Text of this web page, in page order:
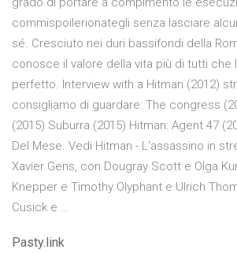
commispoilerionategli senza lasciare
sé. Cresciuto nei duri bassifondi della
conosce il valore della vita più di tutti che
perfetto. Interview with a Hitman (2012)
consigliamo di guardare: The congress
(2015) Suburra (2015) Hitman: Agent 47
Del Mese. Vedi Hitman - L'assassino in
Xavier Gens, con Dougray Scott e Olga
Knepper e Timothy Olyphant e Ulrich
Cusick e …
Pasty.link